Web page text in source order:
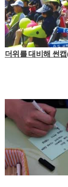
더위를 대비해 썬